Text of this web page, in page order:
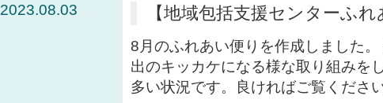
2023.08.03 【地域包括支援センターふ
8月のふれあい便りを作成しました
出のキッカケになる様な取り組みを
多い状況です。良ければご覧くださ